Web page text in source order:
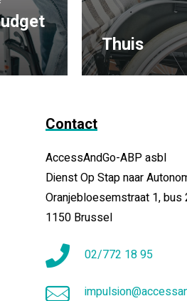
Thuis
Contact
AccessAndGo-ABP asbl
Dienst Op Stap naar
Oranjebloesemstraat 1, bus
1150 Brussel
02/772 18 95